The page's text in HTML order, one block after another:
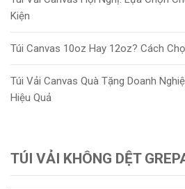
Kiện
Túi Canvas 10oz Hay 12oz? Cách
Túi Vải Canvas Quà Tặng Doanh
Hiệu Quả
TÚI VẢI KHÔNG DỆT